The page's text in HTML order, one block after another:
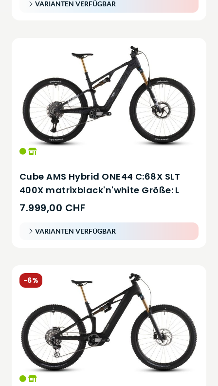
VARIANTEN VERFÜGBAR
Cube AMS Hybrid ONE44 C:68X SLT
400X matrixblack'n'white Größe: L
7.999,00 CHF
VARIANTEN VERFÜGBAR
-6%